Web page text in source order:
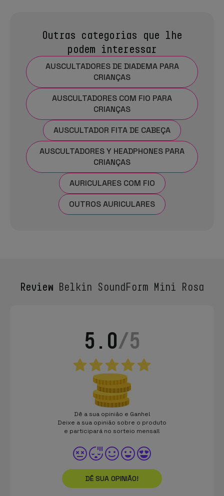
Outras categorias que lhe
podem interessar
AUSCULTADORES DE DIADEMA PARA
CRIANÇAS
AUSCULTADORES COM FIO PARA
CRIANÇAS
AUSCULTADOR FITA DE CABEÇA
AUSCULTADORES Y HEADPHONES PARA
CRIANÇAS
AURICULARES COM FIO
OUTROS AURICULARES
ReviewBelkin SoundForm Mini Rosa
5.0/5
Dê a sua opinião e Ganhe!
Deixe a sua opinião sobre o produto
e participará no sorteio mensal!
DÊ SUA OPINIÃO!